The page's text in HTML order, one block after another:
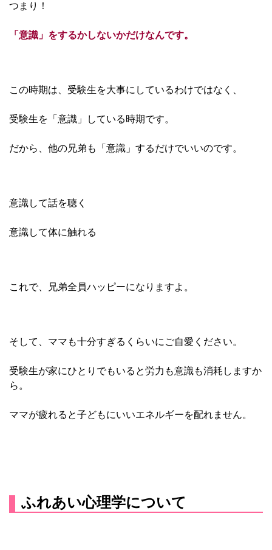
つまり！
「意識」をするかしないかだけなんです。
この時期は、受験生を大事にしているわけではなく、
受験生を「意識」している時期です。
だから、他の兄弟も「意識」するだけでいいのです。
意識して話を聴く
意識して体に触れる
これで、兄弟全員ハッピーになりますよ。
そして、ママも十分すぎるくらいにご自愛ください。
受験生が家にひとりでもいると労力も意識も消耗しますか
ら。
ママが疲れると子どもにいいエネルギーを配れません。
ふれあい心理学について